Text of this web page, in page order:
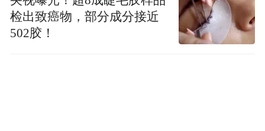
检出致癌物，部分成分接近
502胶！